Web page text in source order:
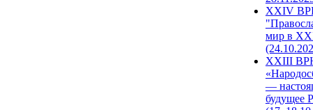
XXIV
мир в
XXIII
—
будущее